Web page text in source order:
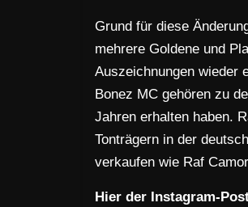
Grund für diese
mehrere Goldene und
Auszeichnungen wieder
Bonez MC gehören zu
Jahren erhalten haben.
Tonträgern in der
verkaufen wie Raf
Hier der Instagram-